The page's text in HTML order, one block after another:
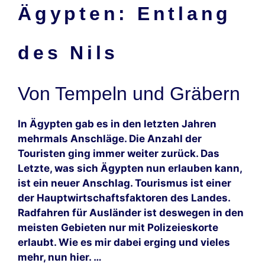
Ägypten: Entlang
des Nils
Von Tempeln und Gräbern
In Ägypten gab es in den letzten Jahren
mehrmals Anschläge. Die Anzahl der
Touristen ging immer weiter zurück. Das
Letzte, was sich Ägypten nun erlauben kann,
ist ein neuer Anschlag. Tourismus ist einer
der Hauptwirtschaftsfaktoren des Landes.
Radfahren für Ausländer ist deswegen in den
meisten Gebieten nur mit Polizeieskorte
erlaubt. Wie es mir dabei erging und vieles
mehr, nun hier. …